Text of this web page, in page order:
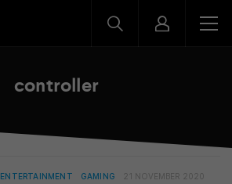
controller
ENTERTAINMENT GAMING 21 NOVEMBER 2020